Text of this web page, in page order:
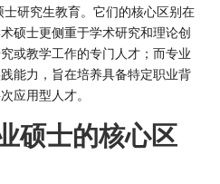
研究生教育。它们的核心区别在
术硕士更侧重于学术研究和理论创
或教学工作的专门人才；而专业
能力，旨在培养具备特定职业背
应用型人才。
硕士的核心区